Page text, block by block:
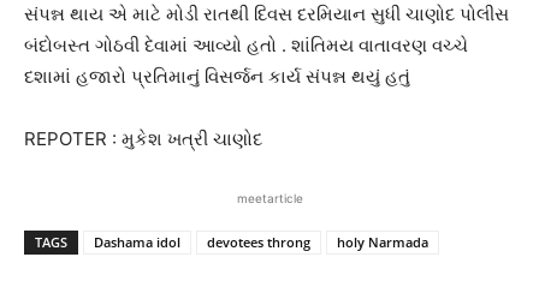
સંપન્ન થાય એ માટે મોડી રાતથી દિવસ દરમિયાન સુધી ચાણોદ પોલીસ
બંદોબસ્ત ગોઠવી દેવામાં આવ્યો હતો . શાંતિમય વાતાવરણ વચ્ચે
દશામાં હજારો પ્રતિમાનું વિસર્જન કાર્ય સંપન્ન થયું હતું
REPOTER : મુકેશ ખત્રી ચાણોદ
meetarticle
TAGS Dashama idol devotees throng holy Narmada